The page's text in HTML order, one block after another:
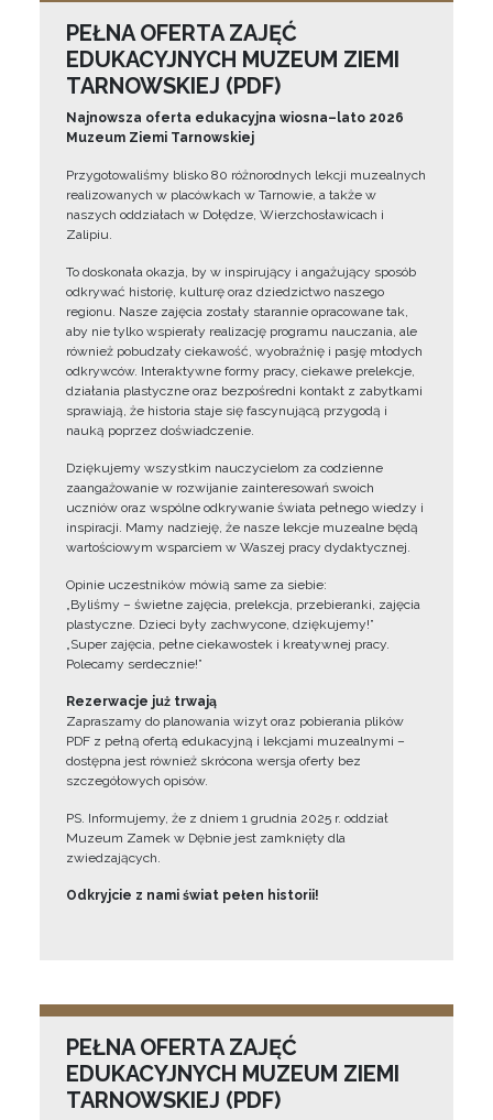
PEŁNA OFERTA ZAJĘĆ
EDUKACYJNYCH MUZEUM ZIEMI
TARNOWSKIEJ (PDF)
Najnowsza oferta edukacyjna wiosna–lato 2026
Muzeum Ziemi Tarnowskiej
Przygotowaliśmy blisko 80 różnorodnych lekcji muzealnych
realizowanych w placówkach w Tarnowie, a także w
naszych oddziałach w Dołędze, Wierzchosławicach i
Zalipiu.
To doskonała okazja, by w inspirujący i angażujący sposób
odkrywać historię, kulturę oraz dziedzictwo naszego
regionu. Nasze zajęcia zostały starannie opracowane tak,
aby nie tylko wspierały realizację programu nauczania, ale
również pobudzały ciekawość, wyobraźnię i pasję młodych
odkrywców. Interaktywne formy pracy, ciekawe prelekcje,
działania plastyczne oraz bezpośredni kontakt z zabytkami
sprawiają, że historia staje się fascynującą przygodą i
nauką poprzez doświadczenie.
Dziękujemy wszystkim nauczycielom za codzienne
zaangażowanie w rozwijanie zainteresowań swoich
uczniów oraz wspólne odkrywanie świata pełnego wiedzy i
inspiracji. Mamy nadzieję, że nasze lekcje muzealne będą
wartościowym wsparciem w Waszej pracy dydaktycznej.
Opinie uczestników mówią same za siebie:
„Byliśmy – świetne zajęcia, prelekcja, przebieranki, zajęcia
plastyczne. Dzieci były zachwycone, dziękujemy!”
„Super zajęcia, pełne ciekawostek i kreatywnej pracy.
Polecamy serdecznie!”
Rezerwacje już trwają
Zapraszamy do planowania wizyt oraz pobierania plików
PDF z pełną ofertą edukacyjną i lekcjami muzealnymi –
dostępna jest również skrócona wersja oferty bez
szczegółowych opisów.
PS. Informujemy, że z dniem 1 grudnia 2025 r. oddział
Muzeum Zamek w Dębnie jest zamknięty dla
zwiedzających.
Odkryjcie z nami świat pełen historii!
PEŁNA OFERTA ZAJĘĆ
EDUKACYJNYCH MUZEUM ZIEMI
TARNOWSKIEJ (PDF)